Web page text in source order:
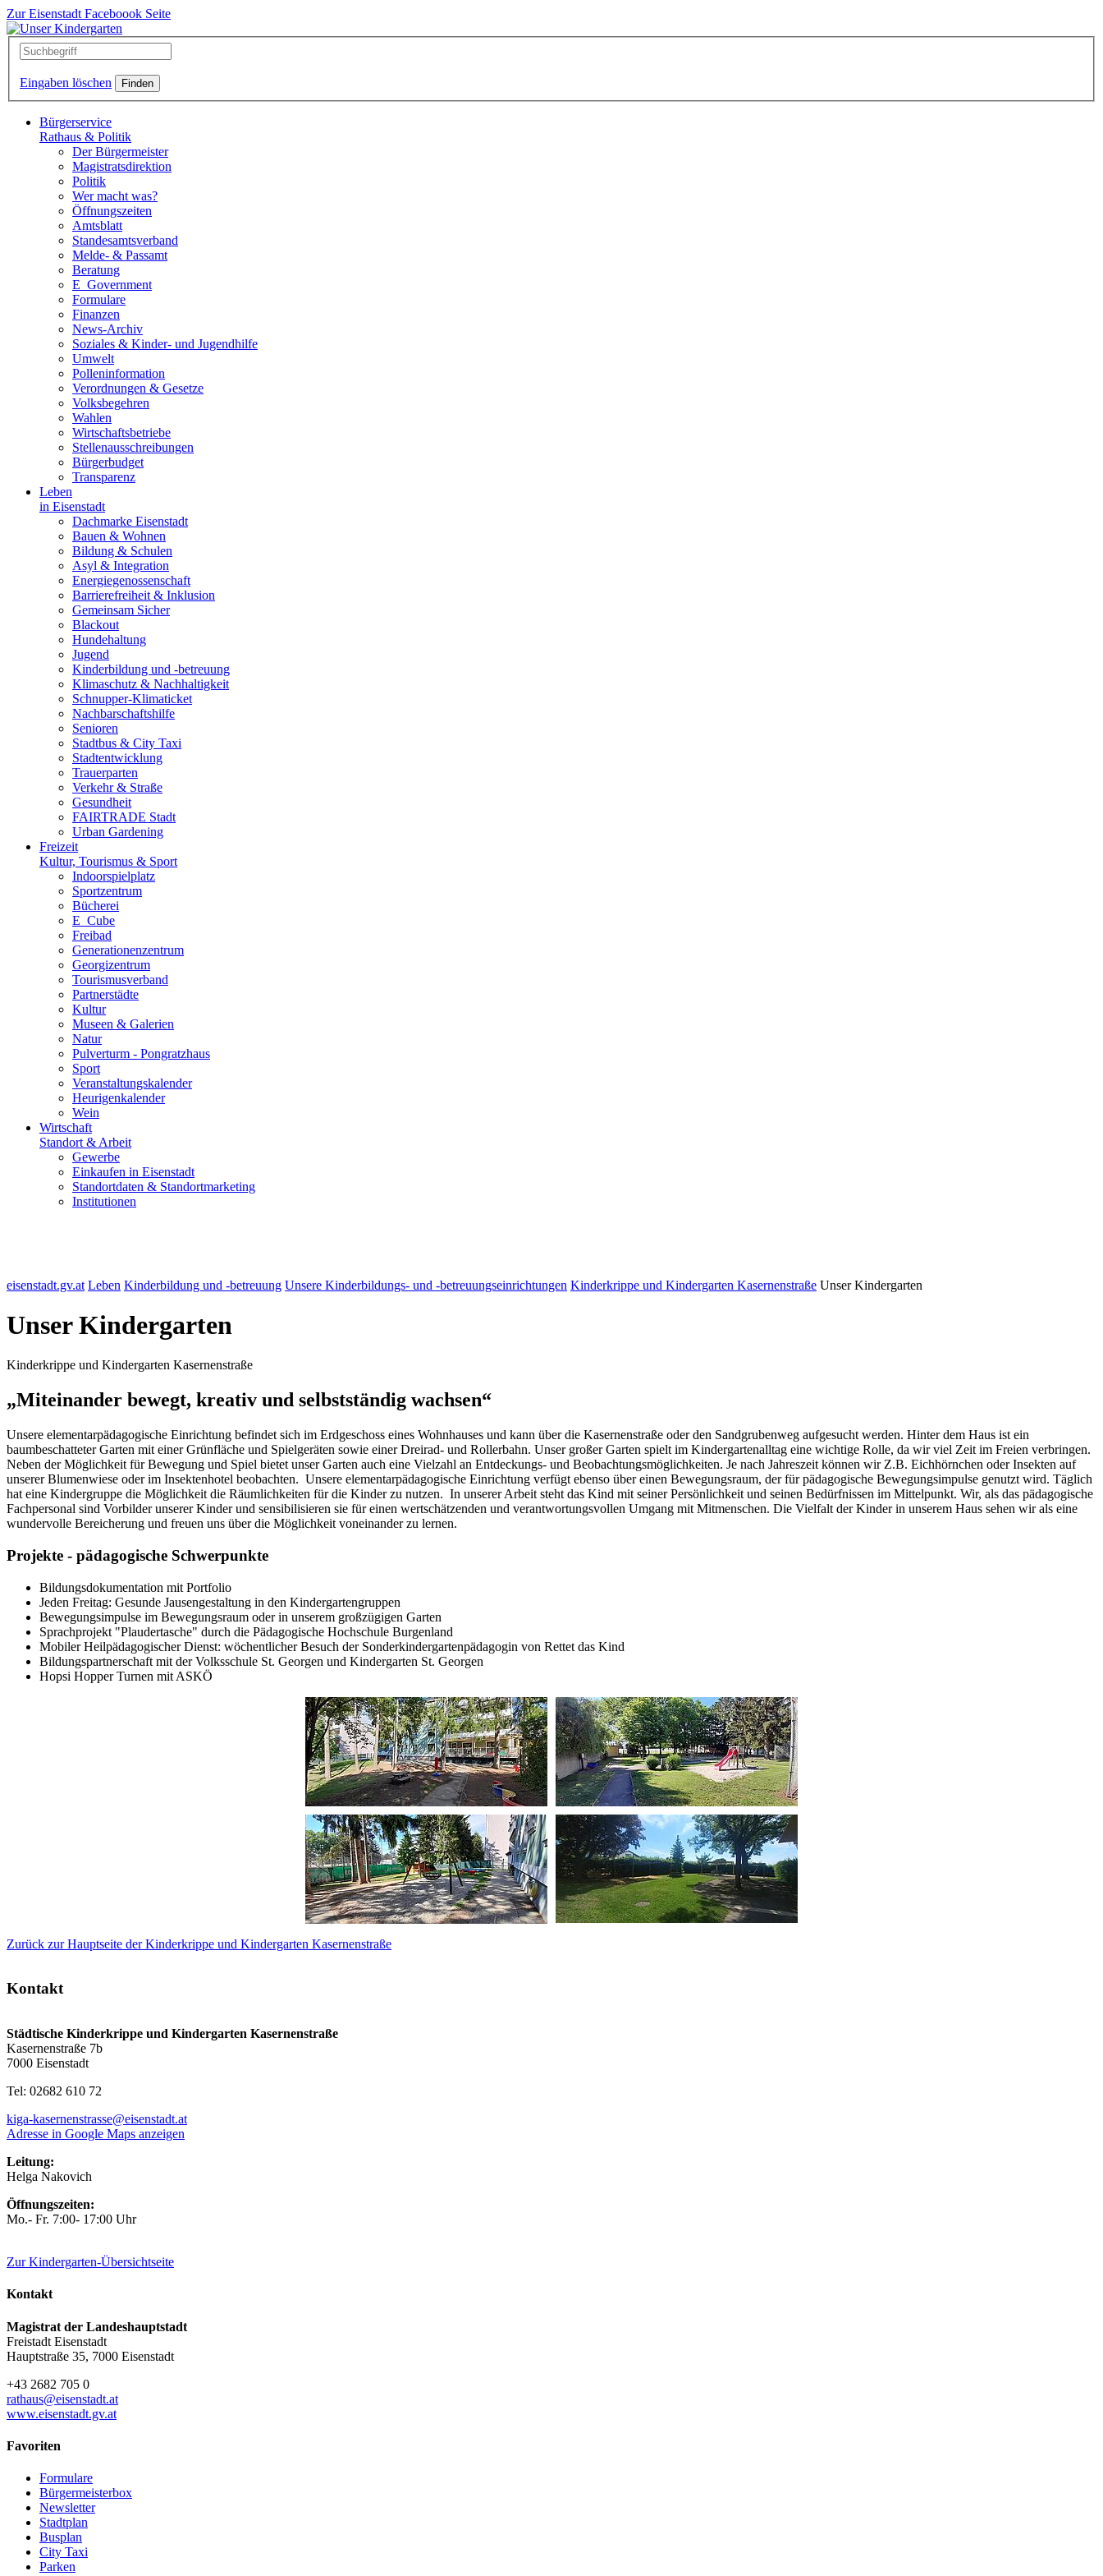
Zur Eisenstadt Faceboook Seite
Eingaben löschen
Bürgerservice
Rathaus & Politik
Der Bürgermeister
Magistratsdirektion
Politik
Wer macht was?
Öffnungszeiten
Amtsblatt
Standesamtsverband
Melde- & Passamt
Beratung
E_Government
Formulare
Finanzen
News-Archiv
Soziales & Kinder- und Jugendhilfe
Umwelt
Polleninformation
Verordnungen & Gesetze
Volksbegehren
Wahlen
Wirtschaftsbetriebe
Stellenausschreibungen
Bürgerbudget
Transparenz
Leben
in Eisenstadt
Dachmarke Eisenstadt
Bauen & Wohnen
Bildung & Schulen
Asyl & Integration
Energiegenossenschaft
Barrierefreiheit & Inklusion
Gemeinsam Sicher
Blackout
Hundehaltung
Jugend
Kinderbildung und -betreuung
Klimaschutz & Nachhaltigkeit
Schnupper-Klimaticket
Nachbarschaftshilfe
Senioren
Stadtbus & City Taxi
Stadtentwicklung
Trauerparten
Verkehr & Straße
Gesundheit
FAIRTRADE Stadt
Urban Gardening
Freizeit
Kultur, Tourismus & Sport
Indoorspielplatz
Sportzentrum
Bücherei
E_Cube
Freibad
Generationenzentrum
Georgizentrum
Tourismusverband
Partnerstädte
Kultur
Museen & Galerien
Natur
Pulverturm - Pongratzhaus
Sport
Veranstaltungskalender
Heurigenkalender
Wein
Wirtschaft
Standort & Arbeit
Gewerbe
Einkaufen in Eisenstadt
Standortdaten & Standortmarketing
Institutionen
eisenstadt.gv.at Leben Kinderbildung und -betreuung Unsere Kinderbildungs- und -betreuungseinrichtungen Kinderkrippe und Kindergarten Kasernenstraße Unser Kindergarten
Unser Kindergarten
Kinderkrippe und Kindergarten Kasernenstraße
„Miteinander bewegt, kreativ und selbstständig wachsen“
Unsere elementarpädagogische Einrichtung befindet sich im Erdgeschoss eines Wohnhauses und kann über die Kasernenstraße oder den Sandgrubenweg aufgesucht werden. Hinter dem Haus ist ein
baumbeschatteter Garten mit einer Grünfläche und Spielgeräten sowie einer Dreirad- und Rollerbahn. Unser großer Garten spielt im Kindergartenalltag eine wichtige Rolle, da wir viel Zeit im Freien verbringen.
Neben der Möglichkeit für Bewegung und Spiel bietet unser Garten auch eine Vielzahl an Entdeckungs- und Beobachtungsmöglichkeiten. Je nach Jahreszeit können wir Z.B. Eichhörnchen oder Insekten auf
unserer Blumenwiese oder im Insektenhotel beobachten. Unsere elementarpädagogische Einrichtung verfügt ebenso über einen Bewegungsraum, der für pädagogische Bewegungsimpulse genutzt wird. Täglich
hat eine Kindergruppe die Möglichkeit die Räumlichkeiten für die Kinder zu nutzen. In unserer Arbeit steht das Kind mit seiner Persönlichkeit und seinen Bedürfnissen im Mittelpunkt. Wir, als das pädagogische
Fachpersonal sind Vorbilder unserer Kinder und sensibilisieren sie für einen wertschätzenden und verantwortungsvollen Umgang mit Mitmenschen. Die Vielfalt der Kinder in unserem Haus sehen wir als eine
wundervolle Bereicherung und freuen uns über die Möglichkeit voneinander zu lernen.
Projekte - pädagogische Schwerpunkte
Bildungsdokumentation mit Portfolio
Jeden Freitag: Gesunde Jausengestaltung in den Kindergartengruppen
Bewegungsimpulse im Bewegungsraum oder in unserem großzügigen Garten
Sprachprojekt "Plaudertasche" durch die Pädagogische Hochschule Burgenland
Mobiler Heilpädagogischer Dienst: wöchentlicher Besuch der Sonderkindergartenpädagogin von Rettet das Kind
Bildungspartnerschaft mit der Volksschule St. Georgen und Kindergarten St. Georgen
Hopsi Hopper Turnen mit ASKÖ
Zurück zur Hauptseite der Kinderkrippe und Kindergarten Kasernenstraße
Kontakt
Städtische Kinderkrippe und Kindergarten Kasernenstraße
Kasernenstraße 7b
7000 Eisenstadt
Tel: 02682 610 72
kiga-kasernenstrasse@eisenstadt.at
Adresse in Google Maps anzeigen
Leitung:
Helga Nakovich
Öffnungszeiten:
Mo.- Fr. 7:00- 17:00 Uhr
Zur Kindergarten-Übersichtseite
Kontakt
Magistrat der Landeshauptstadt
Freistadt Eisenstadt
Hauptstraße 35, 7000 Eisenstadt
+43 2682 705 0
rathaus@eisenstadt.at
www.eisenstadt.gv.at
Favoriten
Formulare
Bürgermeisterbox
Newsletter
Stadtplan
Busplan
City Taxi
Parken